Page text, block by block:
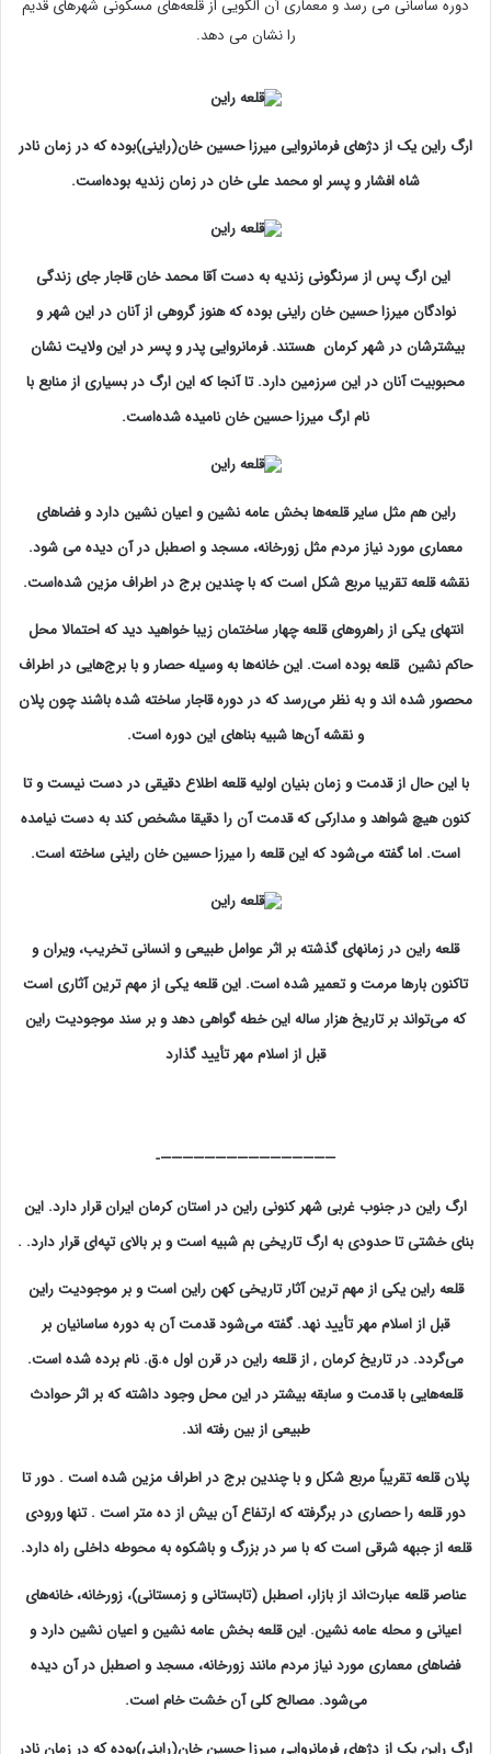
دوره ساسانی‌ می رسد و معماری آن الگویی از قلعه‌های مسكونی شهرهای قدیم
را نشان می دهد.
ارگ راین یک از دژهای فرمانروایی میرزا حسین خان(راینی)بوده که در زمان نادر
شاه افشار و پسر او محمد علی خان در زمان زندیه بوده‌است.
این ارگ پس از سرنگونی زندیه به دست آقا محمد خان قاجار جای زندگی
نوادگان میرزا حسین خان راینی بوده که هنوز گروهی از آنان در این شهر و
بیشترشان در شهر کرمان هستند. فرمانروایی پدر و پسر در این ولایت نشان
محبوبیت آنان در این سرزمین دارد. تا آنجا که این ارگ در بسیاری از منابع با
نام ارگ میرزا حسین خان نامیده شده‌است.
راین هم مثل سایر قلعه‌ها بخش عامه نشین و اعیان نشین دارد و فضاهای
معماری مورد نیاز مردم مثل زورخانه، مسجد و اصطبل در آن دیده می شود.
نقشه قلعه تقریبا مربع شکل است که با چندین برج در اطراف مزین شده‌است.
انتهای یكی از راهروهای قلعه چهار ساختمان زیبا خواهید دید كه احتمالا محل
حاكم نشین قلعه بوده است. این خانه‌ها به وسیله حصار و با برج‌هایی در اطراف
محصور شده اند و به نظر می‌رسد که در دوره قاجار ساخته شده باشند چون پلان
و نقشه آن‌ها شبیه بناهای این دوره است.
با این حال از قدمت و زمان بنیان اولیه قلعه اطلاع دقیقی در دست نیست و تا
كنون هیچ شواهد و مداركی كه قدمت آن را دقیقا مشخص كند به دست نیامده
است. اما گفته می‌شود كه این قلعه را میرزا حسین خان راینی ساخته است.
قلعه راین در زمانهای گذشته بر اثر عوامل طبیعی و انسانی تخریب، ویران و
تاكنون بارها مرمت و تعمیر شده است. این قلعه یكی از مهم ترین آثاری است
كه می‌تواند بر تاریخ هزار ساله این خطه گواهی دهد و بر سند موجودیت راین
قبل از اسلام مهر تأیید گذارد
————————————————-
ارگ راین در جنوب غربی شهر كنونی راین در استان کرمان ایران قرار دارد. این
بنای خشتی تا حدودی به ارگ تاریخی بم شبیه است و بر بالای تپه‌ای قرار دارد. .
قلعه راین یكی از مهم ترین آثار تاریخی کهن راین است و بر موجودیت راین
قبل از اسلام مهر تأیید نهد. گفته می‌شود قدمت آن به دوره ساسانیان بر
می‌گردد. در تاریخ کرمان , از قلعه راین در قرن اول ه.ق. نام برده شده است.
قلعه‌هایی با قدمت و سابقه بیشتر در این محل وجود داشته كه بر اثر حوادث
طبیعی از بین رفته اند.
پلان قلعه تقریباً مربع شكل و با چندین برج در اطراف مزین شده است . دور تا
دور قلعه را حصاری در برگرفته كه ارتفاع آن بیش از ده متر است . تنها ورودی
قلعه از جبهه شرقی است كه با سر در بزرگ و باشكوه به محوطه داخلی راه دارد.
عناصر قلعه عبارت‌اند از بازار، اصطبل (تابستانی و زمستانی)، زورخانه، خانه‌های
اعیانی و محله عامه نشین. این قلعه بخش عامه نشین و اعیان نشین دارد و
فضاهای معماری مورد نیاز مردم مانند زورخانه، مسجد و اصطبل در آن دیده
می‌شود. مصالح کلی آن خشت خام است.
ارگ راین یک از دژهای فرمانروایی میرزا حسین خان(راینی)بوده که در زمان نادر